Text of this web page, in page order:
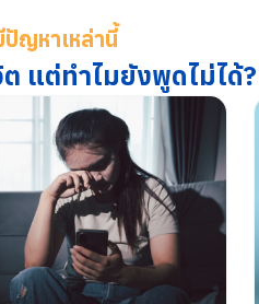
ญหาเหล่านี้
แต่ทำไมยังพูดไม่ได้?